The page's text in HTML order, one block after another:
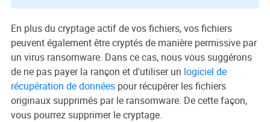
En plus du cryptage actif de vos fichiers, vos fichiers
peuvent également être cryptés de manière permissive par
un virus ransomware. Dans ce cas, nous vous suggérons
de ne pas payer la rançon et d'utiliser un logiciel de
récupération de donnéespour récupérer les fichiers
originaux supprimés par le ransomware. De cette façon,
vous pourrez supprimer le cryptage.